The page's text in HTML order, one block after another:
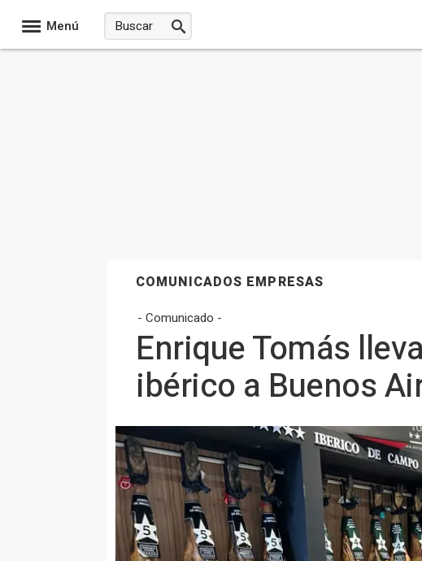
Menú
COMUNICADOS EMPRESAS
- Comunicado -
Enrique Tomás
ibérico a Buenos